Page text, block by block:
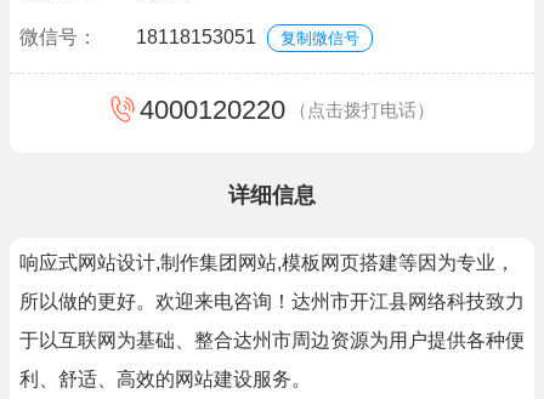
微信号： 18118153051 复制微信号
4000120220 （点击拨打电话）
详细信息
响应式网站设计,制作集团网站,模板网页搭建等因为专业，
所以做的更好。欢迎来电咨询！达州市开江县网络科技致力
于以互联网为基础、整合达州市周边资源为用户提供各种便
利、舒适、高效的网站建设服务。